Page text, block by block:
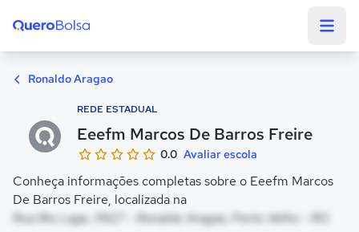
Ronaldo Aragao
REDE ESTADUAL
Eeefm Marcos De Barros Freire
0.0 Avaliar escola
Conheça informações completas sobre o Eeefm Marcos
De Barros Freire, localizada na
Rua Rio Lage, 11927 - Ronaldo Aragao, Porto Velho - RO